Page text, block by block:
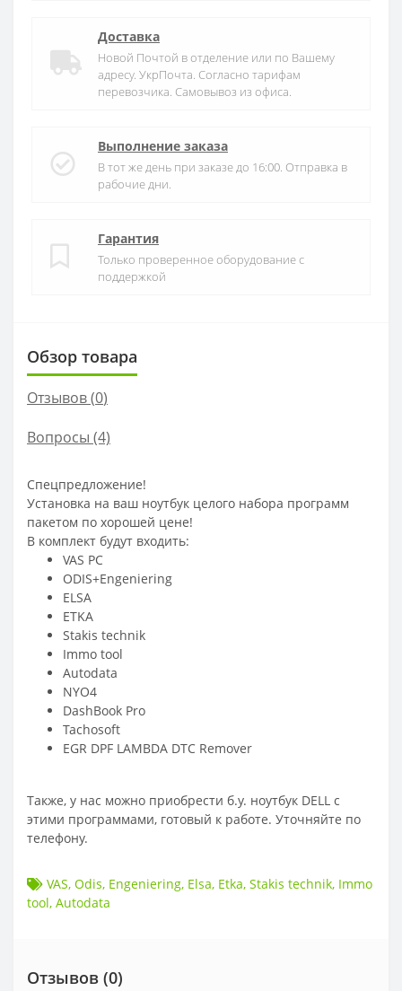
Доставка
Новой Почтой в отделение или по Вашему
адресу. УкрПочта. Согласно тарифам
перевозчика. Самовывоз из офиса.
Выполнение заказа
В тот же день при заказе до 16:00. Отправка в
рабочие дни.
Гарантия
Только проверенное оборудование с
поддержкой
Обзор товара
Отзывов (0)
Вопросы (4)
Спецпредложение!
Установка на ваш ноутбук целого набора программ
пакетом по хорошей цене!
В комплект будут входить:
VAS PC
ODIS+Engeniering
ELSA
ETKA
Stakis technik
Immo tool
Autodata
NYO4
DashBook Pro
Tachosoft
EGR DPF LAMBDA DTC Remover
Также, у нас можно приобрести б.у. ноутбук DELL с
этими программами, готовый к работе. Уточняйте по
телефону.
VAS, Odis, Engeniering, Elsa, Etka, Stakis technik, Immo
tool, Autodata
Отзывов (0)